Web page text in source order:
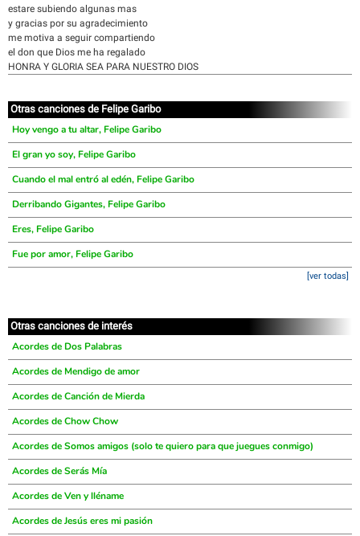
estare subiendo algunas mas
y gracias por su agradecimiento
me motiva a seguir compartiendo
el don que Dios me ha regalado
HONRA Y GLORIA SEA PARA NUESTRO DIOS
Otras canciones de Felipe Garibo
Hoy vengo a tu altar, Felipe Garibo
El gran yo soy, Felipe Garibo
Cuando el mal entró al edén, Felipe Garibo
Derribando Gigantes, Felipe Garibo
Eres, Felipe Garibo
Fue por amor, Felipe Garibo
[ver todas]
Otras canciones de interés
Acordes de Dos Palabras
Acordes de Mendigo de amor
Acordes de Canción de Mierda
Acordes de Chow Chow
Acordes de Somos amigos (solo te quiero para que juegues conmigo)
Acordes de Serás Mía
Acordes de Ven y lléname
Acordes de Jesús eres mi pasión